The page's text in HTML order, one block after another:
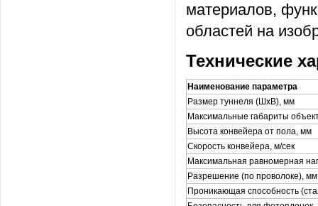
материалов,
областей на
Технические
Наименование параметра
Размер туннеля (ШхВ), мм
Максимальные габариты
Высота конвейера от пола, мм
Скорость конвейера, м/сек
Максимальная равномерная
Разрешение (по проволоке), мм
Проникающая способность